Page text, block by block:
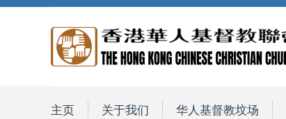
主页 关于我们 华人基督教坟场